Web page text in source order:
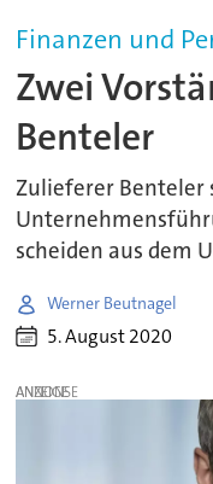
Finanzen und
Zwei
Benteler
Zulieferer Benteler
scheiden aus dem
Werner Beutnagel
5. August 2020
ANZEIGE